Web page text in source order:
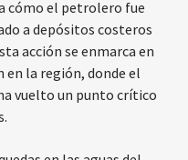
cómo el petrolero fue
a depósitos costeros
acción se enmarca en
la región, donde el
vuelto un punto crítico